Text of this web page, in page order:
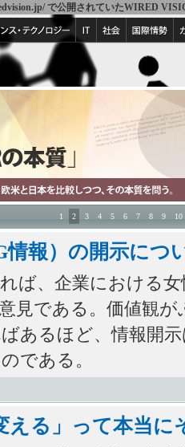
で公開されていたWIRED
1 2 3 4 5 6 7 8 9 10
情報）の開示につ
ば、企業における
見である。価値観
あるほど、情報開
である。
える」って本当